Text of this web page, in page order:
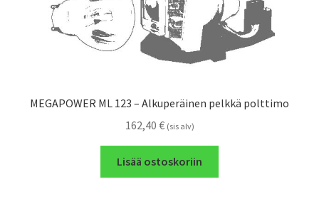
MEGAPOWER ML 123 – Alkuperäinen pelkkä polttimo
162,40 € (sis alv)
Lisää ostoskoriin